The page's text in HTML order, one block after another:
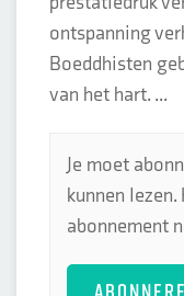
ontspanning
Boeddhisten
van het hart. ...
Je moet
kunnen
abonnement